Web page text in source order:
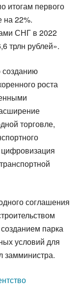
итогам первого
на 22%.
СНГ в 2022
трлн рублей».
созданию
роста
торговле,
соглашения
парка
условий для
замминистра.